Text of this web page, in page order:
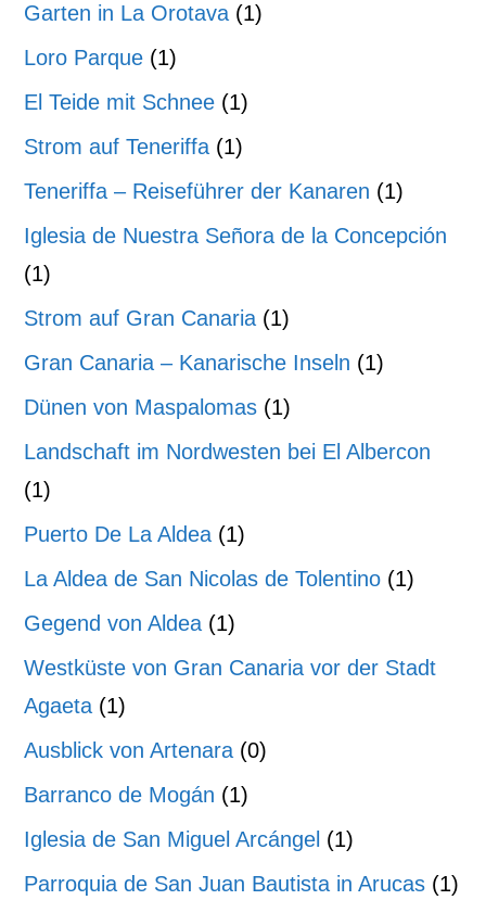
Garten in La Orotava (1)
Loro Parque (1)
El Teide mit Schnee (1)
Strom auf Teneriffa (1)
Teneriffa – Reiseführer der Kanaren (1)
Iglesia de Nuestra Señora de la Concepción
(1)
Strom auf Gran Canaria (1)
Gran Canaria – Kanarische Inseln (1)
Dünen von Maspalomas (1)
Landschaft im Nordwesten bei El Albercon
(1)
Puerto De La Aldea (1)
La Aldea de San Nicolas de Tolentino (1)
Gegend von Aldea (1)
Westküste von Gran Canaria vor der Stadt
Agaeta (1)
Ausblick von Artenara (0)
Barranco de Mogán (1)
Iglesia de San Miguel Arcángel (1)
Parroquia de San Juan Bautista in Arucas (1)